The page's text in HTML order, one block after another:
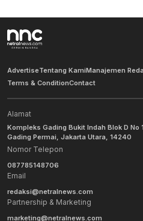
AdvertiseTentang KamiManajemen
Terms & ConditionContact
Alamat
Kompleks Gading Bukit Indah Blok D
Gading Permai, Jakarta Utara, 14240
Nomor Telepon
087785148706
Email
redaksi@netralnews.com
Partnership & Marketing
marketing@netralnews.com